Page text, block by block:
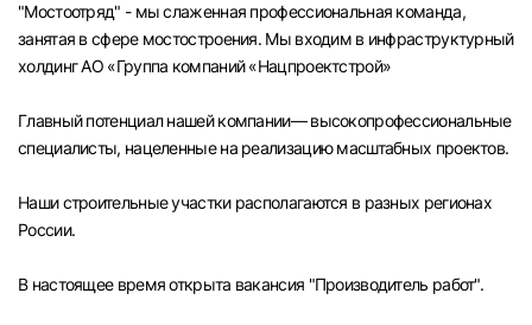
Челябинск
Самара
Оренбург
Волгоград
"Мостоотряд" - мы слаженная профессиональная команда,
занятая в сфере мостостроения. Мы входим в инфраструктурный
холдинг АО «Группа компаний «Нацпроектстрой»
Главный потенциал нашей компании— высокопрофессиональные
специалисты, нацеленные на реализацию масштабных проектов.
Наши строительные участки располагаются в разных регионах
России.
В настоящее время открыта вакансия "Производитель работ".